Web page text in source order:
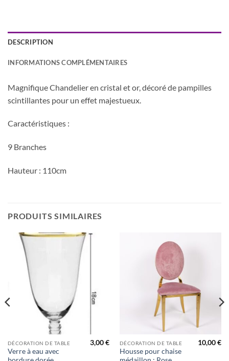
DESCRIPTION
INFORMATIONS COMPLÉMENTAIRES
Magnifique Chandelier en cristal et or, décoré de pampilles
scintillantes pour un effet majestueux.
Caractéristiques :
9 Branches
Hauteur : 110cm
PRODUITS SIMILAIRES
DÉCORATION DE TABLE
Verre à eau avec
3,00€ DÉCORATION DE TABLE
Housse pour chaise
10,00€